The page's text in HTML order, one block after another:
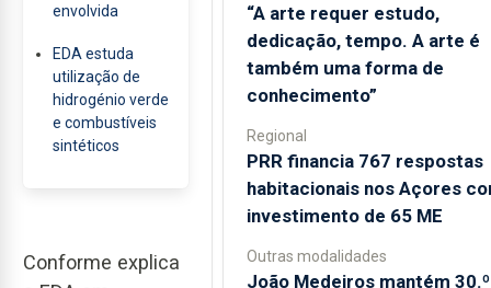
envolvida
EDA estuda
utilização de
hidrogénio verde
e combustíveis
sintéticos
Conforme explica
“A arte requer estudo,
dedicação, tempo. A arte é
também uma forma de
conhecimento”
Regional
PRR financia 767 respostas
habitacionais nos Açores
investimento de 65 ME
Outras modalidades
João Medeiros mantém 30.º